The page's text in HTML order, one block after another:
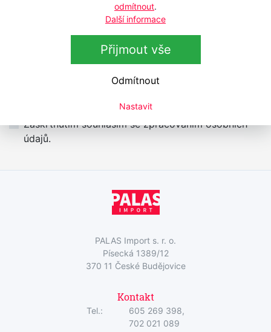
odmítnout.
Další informace
Přijmout vše
Odmítnout
Nastavit
Přihlášení k odběru newsletteru
Zaškrtnutím souhlasím se zpracováním osobních
údajů.
PALAS Import s. r. o.
Písecká 1389/12
370 11 České Budějovice
Kontakt
Tel.:
605 269 398,
702 021 089